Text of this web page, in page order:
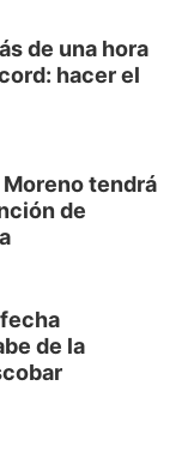
de una hora
hacer el
Moreno tendrá
de
de la